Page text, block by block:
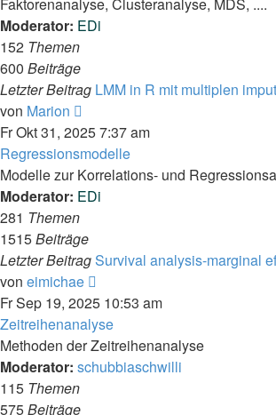
Moderator: EDi
152 Themen
600 Beiträge
Letzter Beitrag LMM in R mit multiplen
von Marion
Beitrag
Fr Okt 31, 2025 7:37 am
Regressionsmodelle
Modelle zur Korrelations- und
Moderator: EDi
281 Themen
1515Beiträge
Letzter BeitragSurvival analysis-marginal
von eimichae
Beitrag
Fr Sep 19, 2025 10:53 am
Zeitreihenanalyse
Methoden der Zeitreihenanalyse
Moderator: schubbiaschwilli
115 Themen
575Beiträge